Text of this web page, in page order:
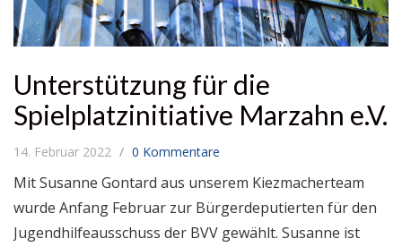
Unterstützung für die
Spielplatzinitiative Marzahn e.V.
14. Februar 2022 0 Kommentare
Mit Susanne Gontard aus unserem Kiezmacherteam
wurde Anfang Februar zur Bürgerdeputierten für den
Jugendhilfeausschuss der BVV gewählt. Susanne ist